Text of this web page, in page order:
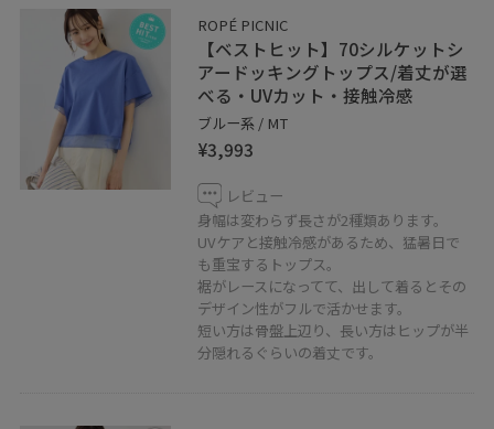
個人Instagramアカウントスタートしました！
iwabucci_ena
是非こちらのフォローもお願い致します⭐︎
ROPÉ PICNIC
【ベストヒット】70シルケットシ
アードッキングトップス/着丈が選
べる・UVカット・接触冷感
ブルー系 / MT
¥3,993
レビュー
身幅は変わらず長さが2種類あります。
UVケアと接触冷感があるため、猛暑日で
も重宝するトップス。
裾がレースになってて、出して着るとその
デザイン性がフルで活かせます。
短い方は骨盤上辺り、長い方はヒップが半
分隠れるぐらいの着丈です。